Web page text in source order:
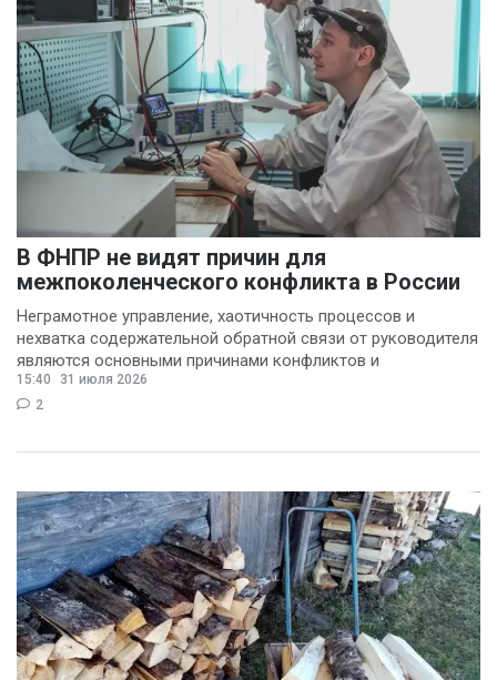
В ФНПР не видят причин для
межпоколенческого конфликта в России
Неграмотное управление, хаотичность процессов и
нехватка содержательной обратной связи от руководителя
являются основными причинами конфликтов и
раздражения в
15:40
31 июля 2026
2